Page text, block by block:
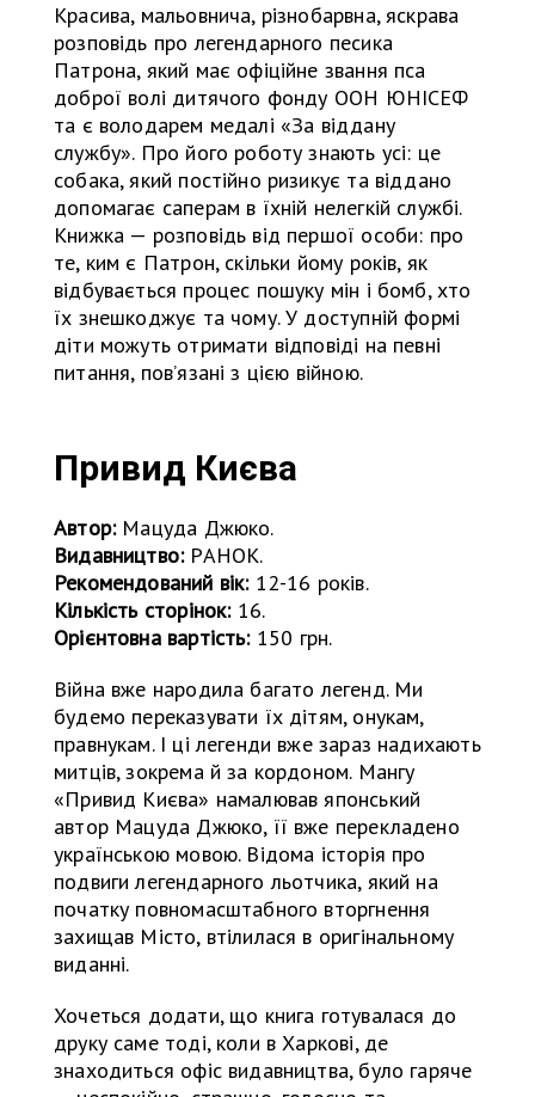
Красива, мальовнича, різнобарвна, яскрава
розповідь про легендарного песика
Патрона, який має офіційне звання пса
доброї волі дитячого фонду ООН ЮНІСЕФ
та є володарем медалі «За віддану
службу». Про його роботу знають усі: це
собака, який постійно ризикує та віддано
допомагає саперам в їхній нелегкій службі.
Книжка — розповідь від першої особи: про
те, ким є Патрон, скільки йому років, як
відбувається процес пошуку мін і бомб, хто
їх знешкоджує та чому. У доступній формі
діти можуть отримати відповіді на певні
питання, пов’язані з цією війною.
Привид Києва
Автор:Мацуда Джюко.
Видавництво:РАНОК.
Рекомендований вік:12-16 років.
Кількість сторінок:16.
Орієнтовна вартість:150 грн.
Війна вже народила багато легенд. Ми
будемо переказувати їх дітям, онукам,
правнукам. І ці легенди вже зараз надихають
митців, зокрема й за кордоном. Мангу
«Привид Києва» намалював японський
автор Мацуда Джюко, її вже перекладено
українською мовою. Відома історія про
подвиги легендарного льотчика, який на
початку повномасштабного вторгнення
захищав Місто, втілилася в оригінальному
виданні.
Хочеться додати, що книга готувалася до
друку саме тоді, коли в Харкові, де
знаходиться офіс видавництва, було гаряче